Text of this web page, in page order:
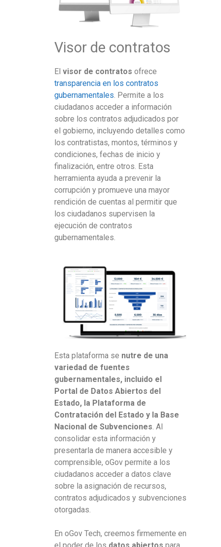
Visor de contratos
El visor de contratos ofrece
transparencia en los contratos
gubernamentales. Permite a los
ciudadanos acceder a información
sobre los contratos adjudicados por
el gobierno, incluyendo detalles como
los contratistas, montos, términos y
condiciones, fechas de inicio y
finalización, entre otros. Esta
herramienta ayuda a prevenir la
corrupción y promueve una mayor
rendición de cuentas al permitir que
los ciudadanos supervisen la
ejecución de contratos
gubernamentales.
Esta plataforma se nutre de una
variedad de fuentes
gubernamentales, incluido el
Portal de Datos Abiertos del
Estado, la Plataforma de
Contratación del Estado y la Base
Nacional de Subvenciones. Al
consolidar esta información y
presentarla de manera accesible y
comprensible, oGov permite a los
ciudadanos acceder a datos clave
sobre la asignación de recursos,
contratos adjudicados y subvenciones
otorgadas.
En oGov Tech, creemos firmemente en